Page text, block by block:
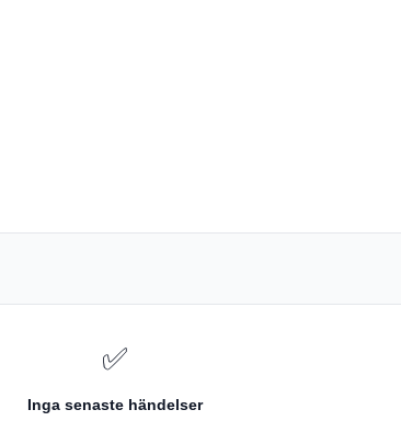
✅
Inga senaste händelser